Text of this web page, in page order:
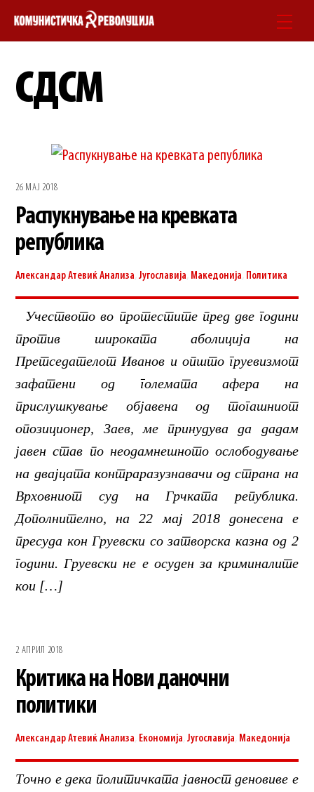
Skip
СДСМ
26 МАЈ 2018
Распукнување на кревката
република
Александар Атевиќ Анализа ,Југославија Македонија Политика
Учеството во протестите пред две години
против широката аболиција на
Претседателот Иванов и општо груевизмот
зафатени од големата афера на
прислушкување објавена од тогашниот
опозиционер, Заев, ме принудува да дадам
јавен став по неодамнешното ослободување
на двајцата контраразузнавачи од страна на
Врховниот суд на Грчката република.
Дополнително, на 22 мај 2018 донесена е
пресуда кон Груевски со затворска казна од 2
години. Груевски не е осуден за криминалите
кои […]
2 АПРИЛ 2018
Критика на Нови даночни
политики
Александар Атевиќ Анализа Економија ,Југославија Македонија
Точно е дека политичката јавност деновиве е